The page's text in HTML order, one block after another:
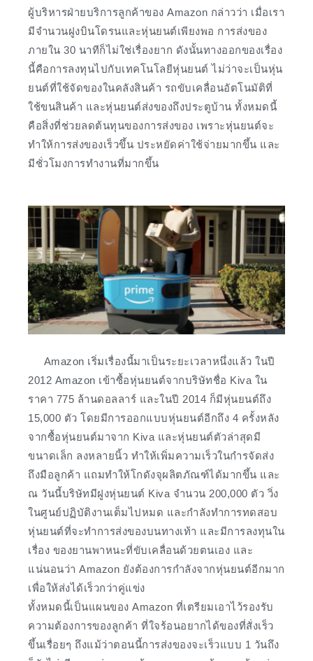
ผู้บริหารฝ่ายบริการลูกค้าของ Amazon กล่าวว่า เมื่อเรา
มีจำนวนฝูงบินโดรนและหุ่นยนต์เพียงพอ การส่งของ
ภายใน 30 นาทีก็ไม่ใช่เรื่องยาก ดังนั้นทางออกของเรื่อง
นี้คือการลงทุนไปกับเทคโนโลยีหุ่นยนต์ ไม่ว่าจะเป็นหุ่น
ยนต์ที่ใช้จัดของในคลังสินค้า รถขับเคลื่อนอัตโนมัติที่
ใช้ขนสินค้า และหุ่นยนต์ส่งของถึงประตูบ้าน ทั้งหมดนี้
คือสิ่งที่ช่วยลดต้นทุนของการส่งของ เพราะหุ่นยนต์จะ
ทำให้การส่งของเร็วขึ้น ประหยัดค่าใช้จ่ายมากขึ้น และ
มีชั่วโมงการทำงานที่มากขึ้น
Amazon เริ่มเรื่องนี้มาเป็นระยะเวลาหนึ่งแล้ว ในปี
2012 Amazon เข้าซื้อหุ่นยนต์จากบริษัทชื่อ Kiva ใน
ราคา 775 ล้านดอลลาร์ และในปี 2014 ก็มีหุ่นยนต์ถึง
15,000 ตัว โดยมีการออกแบบหุ่นยนต์อีกถึง 4 ครั้งหลัง
จากซื้อหุ่นยนต์มาจาก Kiva และหุ่นยนต์ตัวล่าสุดมี
ขนาดเล็ก ลงหลายนิ้ว ทำให้เพิ่มความเร็วในกำรจัดส่ง
ถึงมือลูกค้า แถมทำให้โกดังจุผลิตภัณฑ์ได้มากขึ้น และ
ณ วันนี้บริษัทมีฝูงหุ่นยนต์ Kiva จำนวน 200,000 ตัว วิ่ง
ในศูนย์ปฏิบัติงานเต็มไปหมด และกำลังทำการทดสอบ
หุ่นยนต์ที่จะทำการส่งของบนทางเท้า และมีการลงทุนใน
เรื่อง ของยานพาหนะที่ขับเคลื่อนด้วยตนเอง และ
แน่นอนว่า Amazon ยังต้องการกำลังจากหุ่นยนต์อีกมาก
เพื่อให้ส่งได้เร็วกว่าคู่แข่ง
ทั้งหมดนี้เป็นแผนของ Amazon ที่เตรียมเอาไว้รองรับ
ความต้องการของลูกค้า ที่ใจร้อนอยากได้ของที่สั่งเร็ว
ขึ้นเรื่อยๆ ถึงแม้ว่าตอนนี้การส่งของจะเร็วแบบ 1 วันถึง